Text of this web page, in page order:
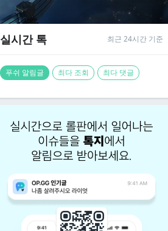
실시간 톡 최근 24시간 기준
푸쉬 알림글 최다 조회 최다 댓글